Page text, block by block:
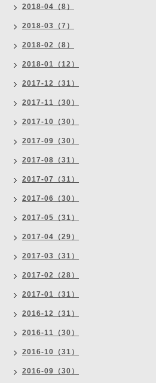
2018-04（8）
2018-03（7）
2018-02（8）
2018-01（12）
2017-12（31）
2017-11（30）
2017-10（30）
2017-09（30）
2017-08（31）
2017-07（31）
2017-06（30）
2017-05（31）
2017-04（29）
2017-03（31）
2017-02（28）
2017-01（31）
2016-12（31）
2016-11（30）
2016-10（31）
2016-09（30）